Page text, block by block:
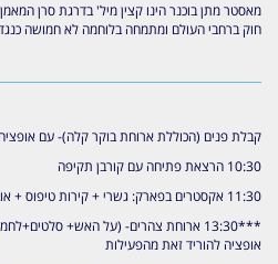
מאסטר מתן בוכנר הינו קצין מיל' בדרגת סרן
חוק ברחבי העולם ומתמחה בלוחמה לא חמושה
קבלת פנים (הכוללת ארוחת בוקר קלה)- עם
10:30 הרצאת פתיחה עם קורבן תקיפה
11:30 אקסטרים בפארק: גשרי + קירות טיפוס + אומגה + באנג'י
***13:30 ארוחת צהרים- (על האש+
אופציה להוריד זאת מהפעילות